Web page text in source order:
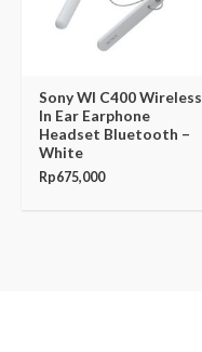
Sony WI C400 Wireless
In Ear Earphone
Headset Bluetooth –
White
Rp675,000